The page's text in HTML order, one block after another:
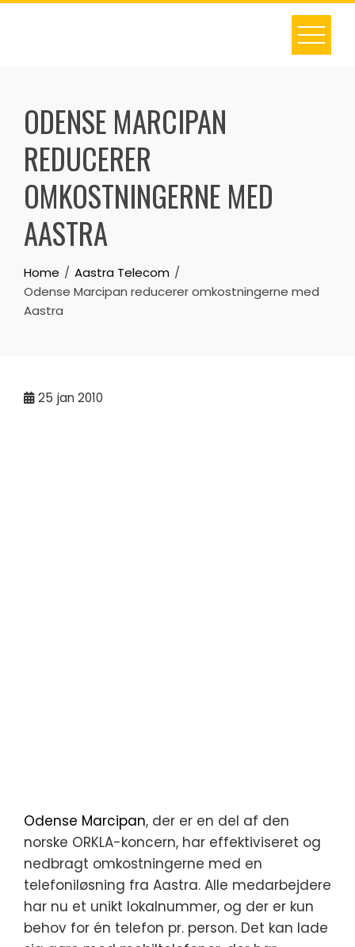
Skip
ODENSE MARCIPAN
REDUCERER
OMKOSTNINGERNE MED
AASTRA
Home
Aastra Telecom
Odense Marcipan reducerer omkostningerne med
Aastra
25 jan 2010
Odense Marcipan, der er en del af den
norske ORKLA-koncern, har effektiviseret og
nedbragt omkostningerne med en
telefoniløsning fra Aastra. Alle medarbejdere
har nu et unikt lokalnummer, og der er kun
behov for én telefon pr. person. Det kan lade